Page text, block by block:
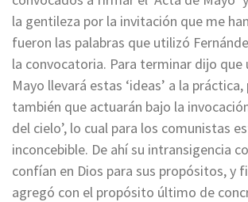
la gentileza por la invitación que me
fueron las palabras que utilizó
la convocatoria. Para terminar dijo que
Mayo llevará estas ‘ideas’ a la
también que actuarán bajo la
del cielo’, lo cual para los comunistas
inconcebible. De ahí su intransigencia
confían en Dios para sus propósitos, y
agregó con el propósito último de